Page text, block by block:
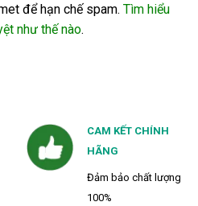
để hạn chế spam. Tìm hiểu
như thế nào.
CAM KẾT CHÍNH
HÃNG
Đảm bảo chất lượng
100%